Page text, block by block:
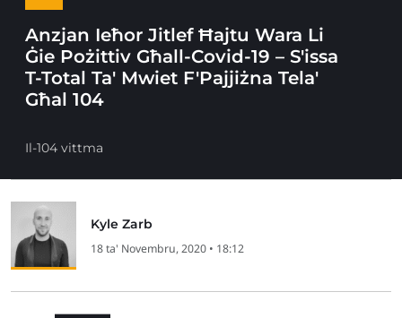
Anzjan Ieħor Jitlef Ħajtu Wara Li
Ġie Pożittiv Għall-Covid-19 – S'issa
T-Total Ta' Mwiet F'Pajjiżna Tela'
Għal 104
Il-104 vittma
Kyle Zarb
18 ta' Novembru, 2020 • 18:12